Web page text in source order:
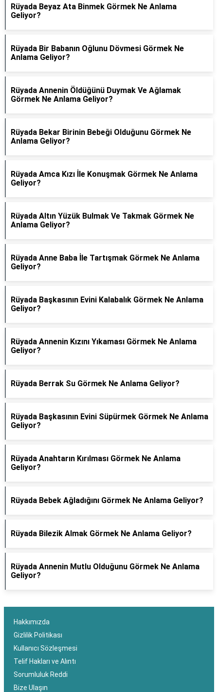
Rüyada Beyaz Ata Binmek Görmek Ne Anlama
Geliyor?
Rüyada Bir Babanın Oğlunu Dövmesi Görmek Ne
Anlama Geliyor?
Rüyada Annenin Öldüğünü Duymak Ve Ağlamak
Görmek Ne Anlama Geliyor?
Rüyada Bekar Birinin Bebeği Olduğunu Görmek Ne
Anlama Geliyor?
Rüyada Amca Kızı İle Konuşmak Görmek Ne Anlama
Geliyor?
Rüyada Altın Yüzük Bulmak Ve Takmak Görmek Ne
Anlama Geliyor?
Rüyada Anne Baba İle Tartışmak Görmek Ne Anlama
Geliyor?
Rüyada Başkasının Evini Kalabalık Görmek Ne Anlama
Geliyor?
Rüyada Annenin Kızını Yıkaması Görmek Ne Anlama
Geliyor?
Rüyada Berrak Su Görmek Ne Anlama Geliyor?
Rüyada Başkasının Evini Süpürmek Görmek Ne Anlama
Geliyor?
Rüyada Anahtarın Kırılması Görmek Ne Anlama
Geliyor?
Rüyada Bebek Ağladığını Görmek Ne Anlama Geliyor?
Rüyada Bilezik Almak Görmek Ne Anlama Geliyor?
Rüyada Annenin Mutlu Olduğunu Görmek Ne Anlama
Geliyor?
Hakkımızda
Gizlilik Politikası
Kullanıcı Sözleşmesi
Telif Hakları ve Alıntı
Sorumluluk Reddi
Bize Ulaşın